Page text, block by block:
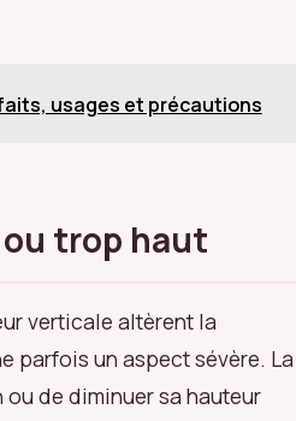
usages et précautions
trop haut
verticale altèrent la
parfois un aspect sévère. La
de diminuer sa hauteur